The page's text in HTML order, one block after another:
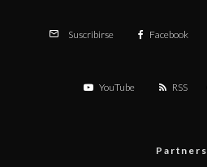
Suscribirse Facebook
YouTube RSS
Partners